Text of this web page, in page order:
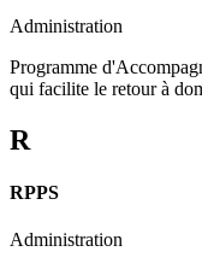
Administration
Programme
qui facilite le retour à
R
RPPS
Administration